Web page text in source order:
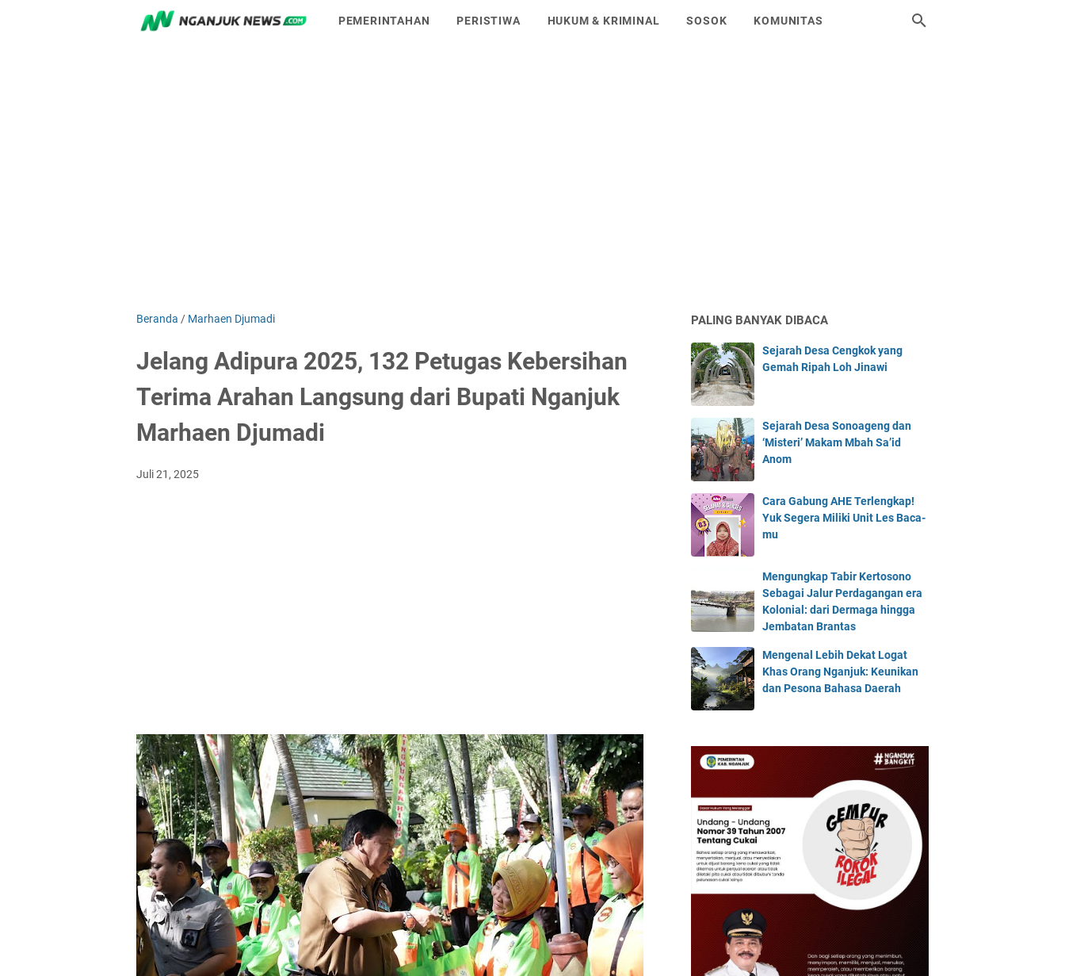
PEMERINTAHAN PERISTIWA HUKUM & KRIMINAL SOSOK KOMUNITAS
Beranda / Marhaen Djumadi
Jelang Adipura 2025, 132 Petugas Kebersihan
Terima Arahan Langsung dari Bupati Nganjuk
Marhaen Djumadi
Juli 21, 2025
PALING BANYAK DIBACA
Sejarah Desa Cengkok yang
Gemah Ripah Loh Jinawi
Sejarah Desa Sonoageng dan
‘Misteri’ Makam Mbah Sa’id
Anom
Cara Gabung AHE Terlengkap!
Yuk Segera Miliki Unit Les Baca-
mu
Mengungkap Tabir Kertosono
Sebagai Jalur Perdagangan era
Kolonial: dari Dermaga hingga
Jembatan Brantas
Mengenal Lebih Dekat Logat
Khas Orang Nganjuk: Keunikan
dan Pesona Bahasa Daerah